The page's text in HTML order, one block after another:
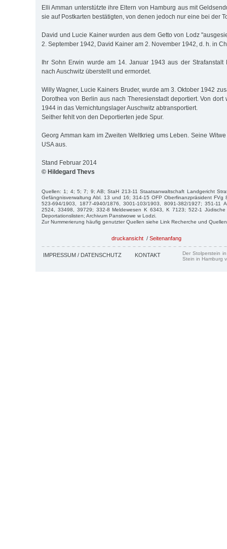
Elli Amman unterstützte ihre Eltern von Hamburg aus mit
sie auf Postkarten bestätigten, von denen jedoch nur eine bei der
David und Lucie Kainer wurden aus dem Getto von Lodz
2. September 1942, David Kainer am 2. November 1942, d. h. in
Ihr Sohn Erwin wurde am 14. Januar 1943 aus der Strafanstalt
nach Auschwitz überstellt und ermordet.
Willy Wagner, Lucie Kainers Bruder, wurde am 3. Oktober 1942
Dorothea von Berlin aus nach Theresienstadt deportiert. Von
1944 in das Vernichtungslager Auschwitz abtransportiert.
Seither fehlt von den Deportierten jede Spur.
Georg Amman kam im Zweiten Weltkrieg ums Leben. Seine
USA aus.
Stand Februar 2014
© Hildegard Thevs
Quellen: 1; 4; 5; 7; 9; AB; StaH 213-11 Staatsanwaltschaft Landgericht
Gefängnisverwaltung Abl. 13 und 16; 314-15 OFP Oberfinanzpräsident FVg
523-694/1903, 1877-4940/1876, 3001-103/1903, 8091-382/1927; 351-11
2524, 33498, 39729; 332-8 Meldewesen K 6343, K 7123; 522-1
Deportationslisten; Archivum Panstwowe w Lodzi.
Zur Nummerierung häufig genutzter Quellen siehe Link Recherche und
druckansicht / Seitenanfang
IMPRESSUM / DATENSCHUTZ KONTAKT
Der Stolperstein
Stein in Hamburg